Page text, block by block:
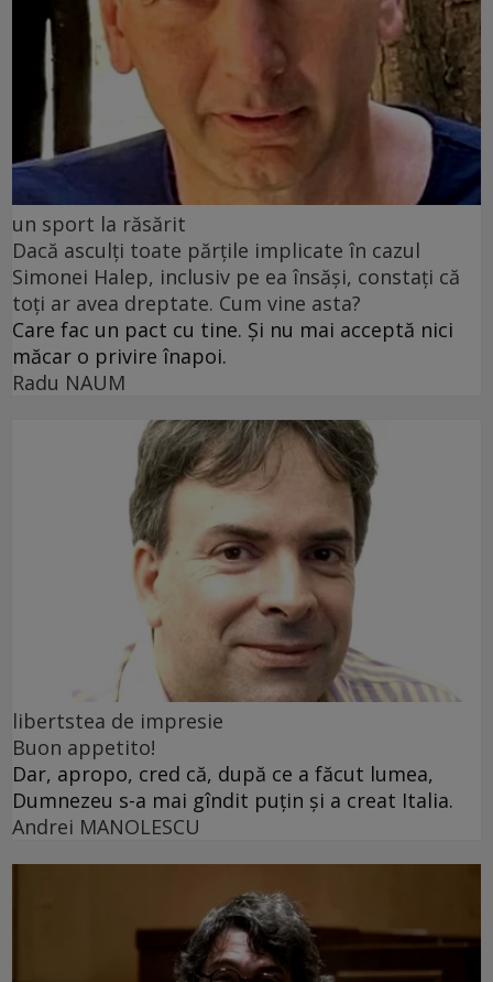
un sport la răsărit
Dacă asculți toate părțile implicate în cazul
Simonei Halep, inclusiv pe ea însăși, constați că
toți ar avea dreptate. Cum vine asta?
Care fac un pact cu tine. Și nu mai acceptă nici
măcar o privire înapoi.
Radu NAUM
libertstea de impresie
Buon appetito!
Dar, apropo, cred că, după ce a făcut lumea,
Dumnezeu s-a mai gîndit puțin și a creat Italia.
Andrei MANOLESCU